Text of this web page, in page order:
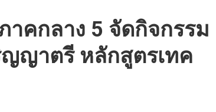
คกลาง 5 จัดกิจกรรม
ญาตรี หลักสูตรเทค